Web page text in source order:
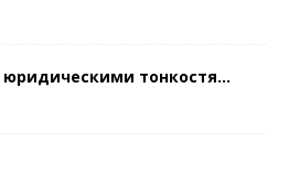
тонкостя...